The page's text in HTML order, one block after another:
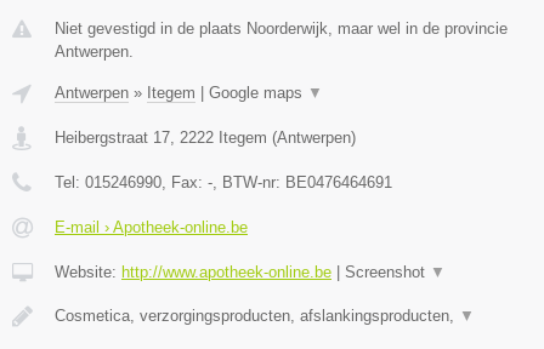
Niet gevestigd in de plaats Noorderwijk, maar wel in de provincie
Antwerpen.
Antwerpen » Itegem Google maps ▼
Heibergstraat 17 2222 Itegem (Antwerpen)
Tel: 015246990 , Fax: - , BTW-nr: BE0476464691
E-mail › Apotheek-online.be
Website: http://www.apotheek-online.be Screenshot ▼
Cosmetica, verzorgingsproducten, afslankingsproducten, ▼